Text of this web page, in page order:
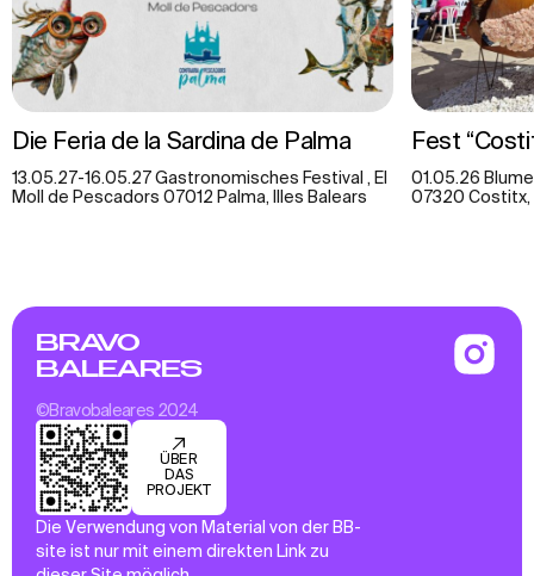
Die Feria de la Sardina de Palma
13.05.27-16.05.27 Gastronomisches Festival , El
Moll de Pescadors 07012 Palma, Illes Balears
Fest
01.05.26
07320 Costitx,
BRAVO
BALEARES
©Bravobaleares 2024
ÜBER
DAS
PROJEKT
Die Verwendung von Material von der BB-
site ist nur mit einem direkten Link zu